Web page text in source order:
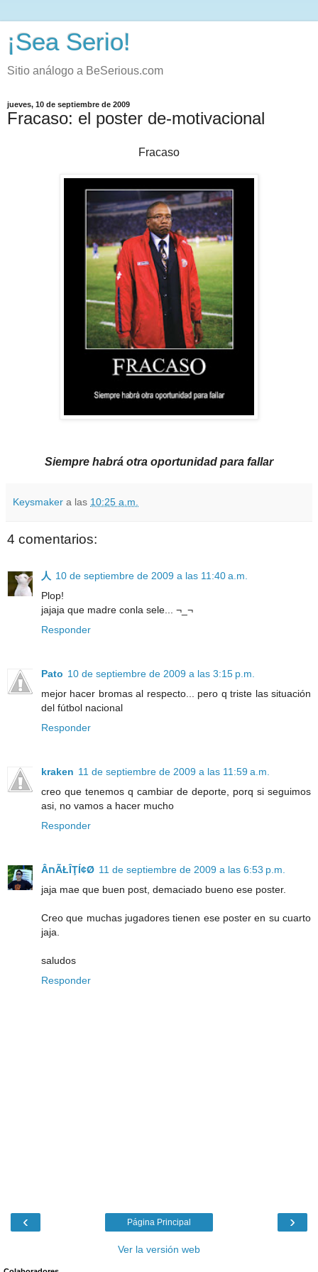
¡Sea Serio!
Sitio análogo a BeSerious.com
jueves, 10 de septiembre de 2009
Fracaso: el poster de-motivacional
Fracaso
Siempre habrá otra oportunidad para fallar
Keysmaker a las 10:25 a.m.
4 comentarios:
人 10 de septiembre de 2009 a las 11:40 a.m.
Plop!
jajaja que madre conla sele... ¬_¬
Responder
Pato 10 de septiembre de 2009 a las 3:15 p.m.
mejor hacer bromas al respecto... pero q triste las situación
del fútbol nacional
Responder
kraken 11 de septiembre de 2009 a las 11:59 a.m.
creo que tenemos q cambiar de deporte, porq si seguimos
asi, no vamos a hacer mucho
Responder
ÂחÃŁÎŢÍ¢Ø 11 de septiembre de 2009 a las 6:53 p.m.
jaja mae que buen post, demaciado bueno ese poster.
Creo que muchas jugadores tienen ese poster en su cuarto
jaja.
saludos
Responder
‹ ›
Página Principal
Ver la versión web